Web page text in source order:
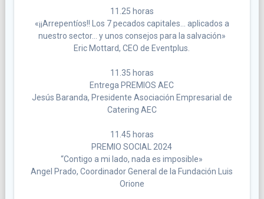
11.25 horas
«¡¡Arrepentíos!! Los 7 pecados capitales… aplicados a
nuestro sector… y unos consejos para la salvación»
Eric Mottard, CEO de Eventplus.
11.35 horas
Entrega PREMIOS AEC
Jesús Baranda, Presidente Asociación Empresarial de
Catering AEC
11.45 horas
PREMIO SOCIAL 2024
“Contigo a mi lado, nada es imposible»
Angel Prado, Coordinador General de la Fundación Luis
Orione